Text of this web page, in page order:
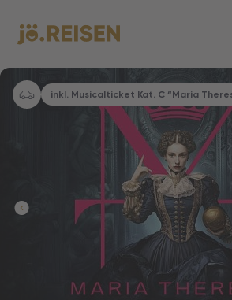
inkl. Musicalticket Kat. C “Maria